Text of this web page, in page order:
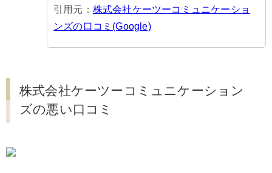
引用元： 株式会社ケーツーコミュニケーショ
ンズの口コミ(Google)
株式会社ケーツーコミュニケーション
ズの悪い口コミ